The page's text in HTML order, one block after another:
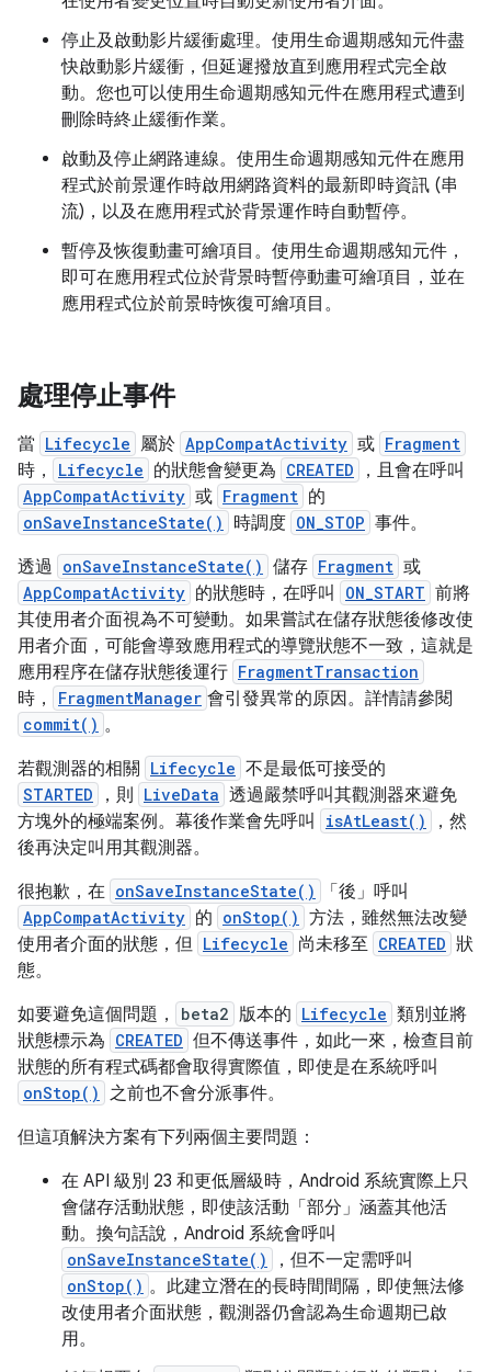
停止及啟動影片緩衝處理。使用生命週期感知元件盡
快啟動影片緩衝，但延遲撥放直到應用程式完全啟
動。您也可以使用生命週期感知元件在應用程式遭到
刪除時終止緩衝作業。
啟動及停止網路連線。使用生命週期感知元件在應用
程式於前景運作時啟用網路資料的最新即時資訊 (串
流)，以及在應用程式於背景運作時自動暫停。
暫停及恢復動畫可繪項目。使用生命週期感知元件，
即可在應用程式位於背景時暫停動畫可繪項目，並在
應用程式位於前景時恢復可繪項目。
處理停止事件
當 Lifecycle 屬於 AppCompatActivity 或 Fragment
時， Lifecycle 的狀態會變更為 CREATED ，且會在呼叫
AppCompatActivity 或 Fragment 的
onSaveInstanceState() 時調度 ON_STOP 事件。
透過 onSaveInstanceState() 儲存 Fragment 或
AppCompatActivity 的狀態時，在呼叫 ON_START 前將
其使用者介面視為不可變動。如果嘗試在儲存狀態後修改使
用者介面，可能會導致應用程式的導覽狀態不一致，這就是
應用程序在儲存狀態後運行 FragmentTransaction
時， FragmentManager 會引發異常的原因。詳情請參閱
commit() 。
若觀測器的相關
Lifecycle 不是最低可接受的
STARTED ，則 LiveData 透過嚴禁呼叫其觀測器來避免
方塊外的極端案例。幕後作業會先呼叫
isAtLeast()
，然
後再決定叫用其觀測器。
很抱歉，在 onSaveInstanceState() 「後」 呼叫
AppCompatActivity 的 onStop() 方法，雖然無法改變
使用者介面的狀態，但 Lifecycle 尚未移至 CREATED 狀
態。
如要避免這個問題，
beta2 版本的 Lifecycle 類別並將
狀態標示為 CREATED 但不傳送事件，如此一來，檢查目前
狀態的所有程式碼都會取得實際值，即使是在系統呼叫
onStop() 之前也不會分派事件。
但這項解決方案有下列兩個主要問題：
在 API 級別 23 和更低層級時，Android 系統實際上只
會儲存活動狀態，即使該活動「部分」 涵蓋其他活
動。換句話說，Android 系統會呼叫
onSaveInstanceState() ，但不一定需呼叫
onStop() 。此建立潛在的長時間間隔，即使無法修
改使用者介面狀態，觀測器仍會認為生命週期已啟
用。